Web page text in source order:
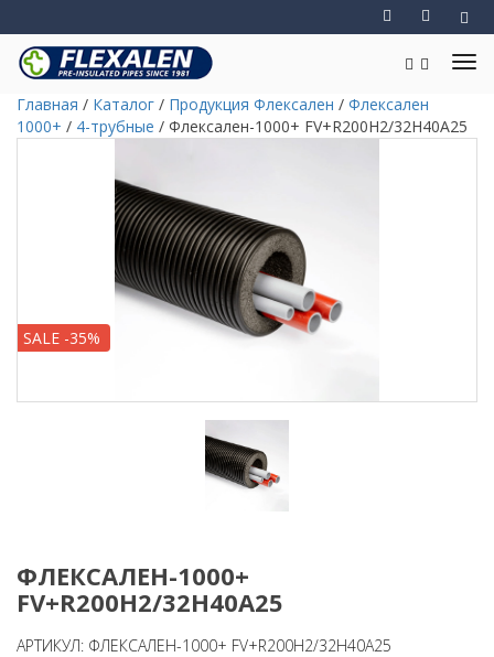
Главная / Каталог / Продукция Флексален / Флексален
1000+ / 4-трубные / Флексален-1000+ FV+R200H2/32H40A25
SALE -35%
ФЛЕКСАЛЕН-1000+
FV+R200H2/32H40A25
АРТИКУЛ: ФЛЕКСАЛЕН-1000+ FV+R200H2/32H40A25